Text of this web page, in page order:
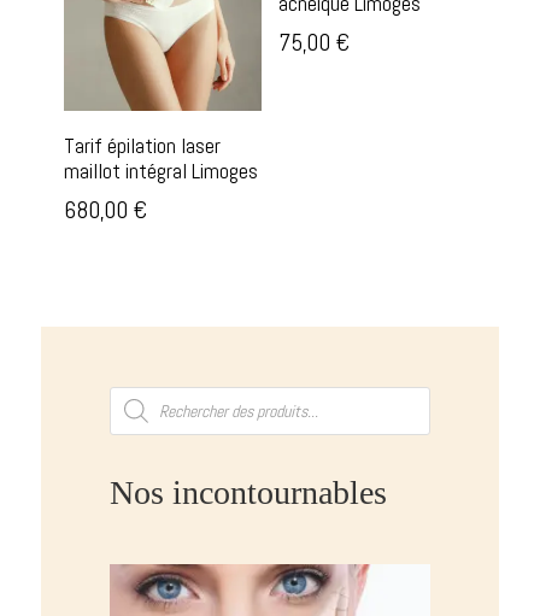
Tarif épilation laser
maillot intégral Limoges
680,00 €
75,00 €
Recherche
produits
Nos incontournables